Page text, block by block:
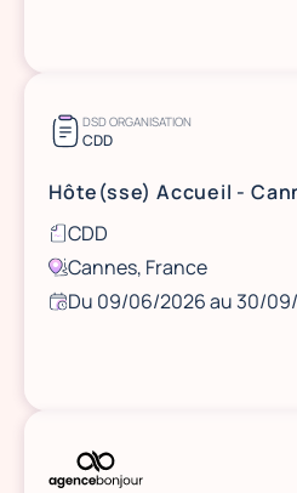
DSD ORGANISATION
CDD
Hôte(sse) Accueil -
CDD
Cannes, France
Du 09/06/2026 au 30/